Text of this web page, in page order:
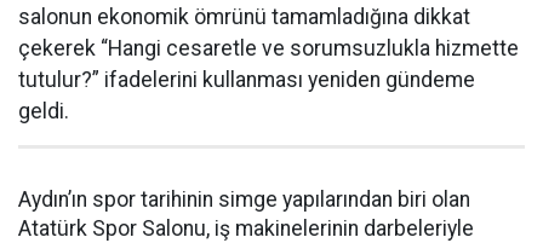
salonun ekonomik ömrünü tamamladığına dikkat
çekerek “Hangi cesaretle ve sorumsuzlukla hizmette
tutulur?” ifadelerini kullanması yeniden gündeme
geldi.
Aydın’ın spor tarihinin simge yapılarından biri olan
Atatürk Spor Salonu, iş makinelerinin darbeleriyle